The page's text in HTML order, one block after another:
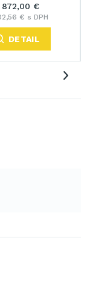
€
€ s DPH